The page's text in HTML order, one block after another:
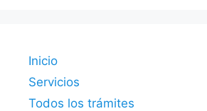
Inicio
Servicios
Todos los trámites